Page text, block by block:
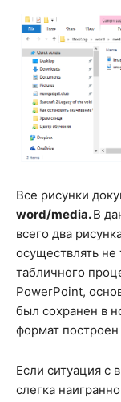
Все рисунки
word/media.В
всего два
осуществлять
табличного
PowerPoint,
был сохранен в
формат построен
Если ситуация с
слегка